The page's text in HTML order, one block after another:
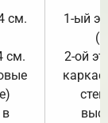
см.
см.
1-ый
2-ой